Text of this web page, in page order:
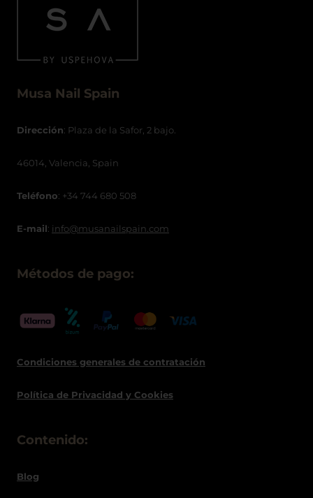
Musa Nail Spain
Dirección: Plaza de la Safor, 2 bajo.
46014, Valencia, Spain
Teléfono: +34 744 680 508
E-mail: info@musanailspain.com
Métodos de pago:
Condiciones generales de contratación
Política de Privacidad y Cookies
Contenido:
Blog